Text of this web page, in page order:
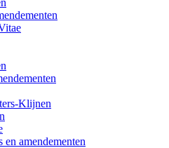
Klijnen
en amendementen